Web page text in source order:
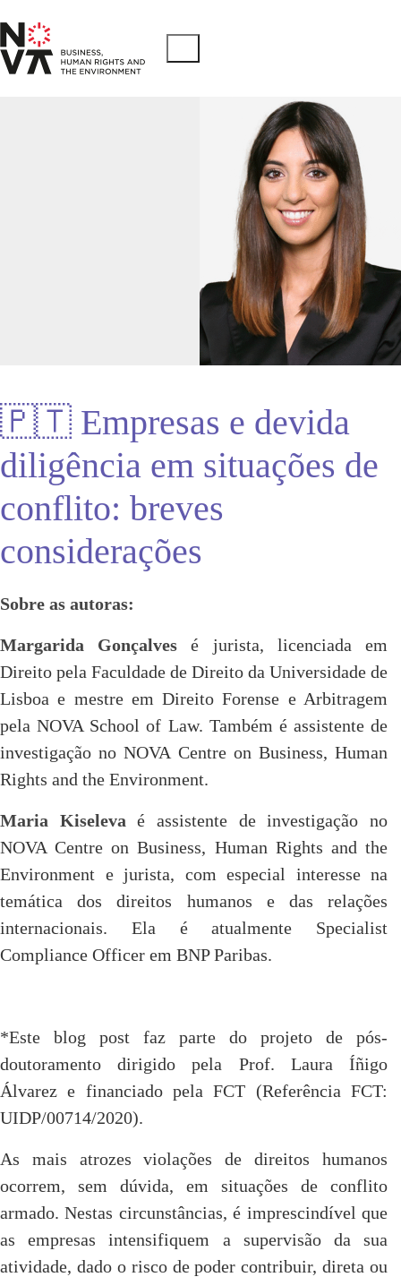
🇵🇹 Empresas e devida
diligência em situações de
conflito: breves
considerações
Sobre as autoras:
Margarida Gonçalvesé jurista, licenciada em
Direito pela Faculdade de Direito da Universidade de
Lisboa e mestre em Direito Forense e Arbitragem
pela NOVA School of Law. Também é assistente de
investigação no NOVA Centre on Business, Human
Rights and the Environment.
Maria Kiselevaé assistente de investigação no
NOVA Centre on Business, Human Rights and the
Environment e jurista, com especial interesse na
temática dos direitos humanos e das relações
internacionais. Ela é atualmente Specialist
Compliance Officer em BNP Paribas.
*Este blog post faz parte do projeto de pós-
doutoramento dirigido pela Prof. Laura Íñigo
Álvarez e financiado pela FCT (Referência FCT:
UIDP/00714/2020).
As mais atrozes violações de direitos humanos
ocorrem, sem dúvida, em situações de conflito
armado. Nestas circunstâncias, é imprescindível que
as empresas intensifiquem a supervisão da sua
atividade, dado o risco de poder contribuir, direta ou